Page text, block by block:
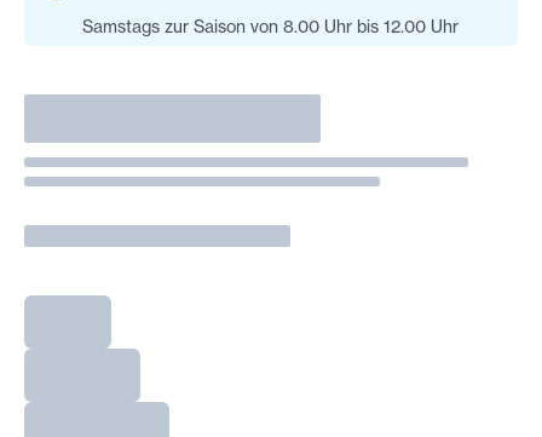
Samstags zur Saison von 8.00 Uhr bis 12.00 Uhr